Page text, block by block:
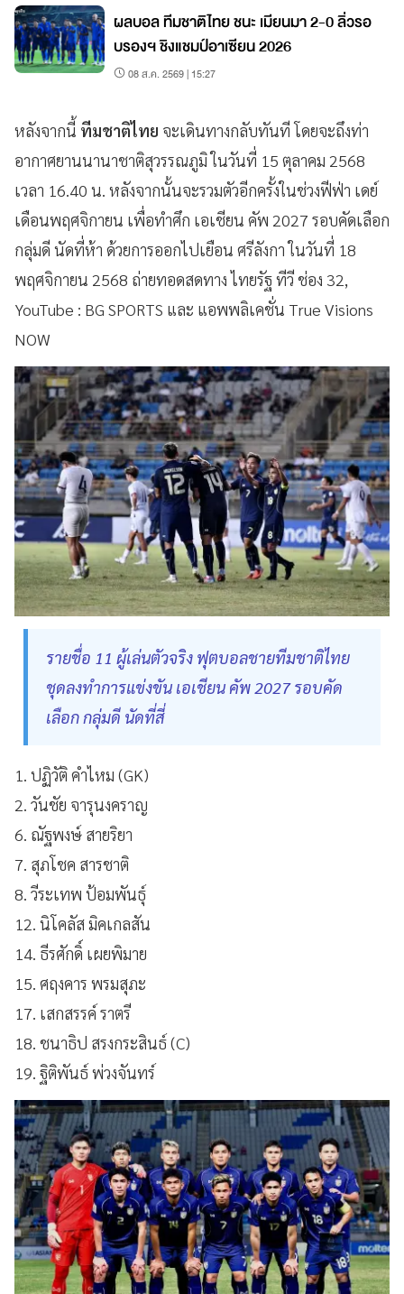
ผลบอล ทีมชาติไทย ชนะ เมียนมา 2-0 ลิ่วรอ
บรองฯ ชิงแชมป์อาเซียน 2026
08 ส.ค. 2569 | 15:27
หลังจากนี้ ทีมชาติไทย จะเดินทางกลับทันที โดยจะถึงท่า
อากาศยานนานาชาติสุวรรณภูมิ ในวันที่ 15 ตุลาคม 2568
เวลา 16.40 น. หลังจากนั้นจะรวมตัวอีกครั้งในช่วงฟีฟ่า เดย์
เดือนพฤศจิกายน เพื่อทำศึก เอเชียน คัพ 2027 รอบคัดเลือก
กลุ่มดี นัดที่ห้า ด้วยการออกไปเยือน ศรีลังกา ในวันที่ 18
พฤศจิกายน 2568 ถ่ายทอดสดทาง ไทยรัฐ ทีวี ช่อง 32,
YouTube : BG SPORTS และ แอพพลิเคชั่น True Visions
NOW
รายชื่อ 11 ผู้เล่นตัวจริง ฟุตบอลชายทีมชาติไทย
ชุดลงทำการแข่งขัน เอเชียน คัพ 2027 รอบคัด
เลือก กลุ่มดี นัดที่สี่
1. ปฏิวัติ คำไหม (GK)
2. วันชัย จารุนงคราญ
6. ณัฐพงษ์ สายริยา
7. สุภโชค สารชาติ
8. วีระเทพ ป้อมพันธุ์
12. นิโคลัส มิคเกลสัน
14. ธีรศักดิ์ เผยพิมาย
15. ศฤงคาร พรมสุภะ
17. เสกสรรค์ ราตรี
18. ชนาธิป สรงกระสินธ์ (C)
19. ฐิติพันธ์ พ่วงจันทร์